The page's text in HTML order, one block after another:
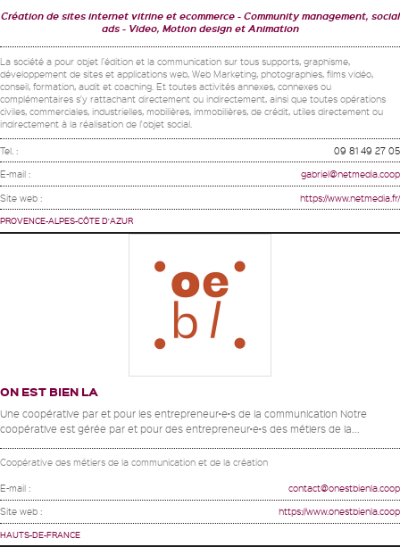
Création de sites internet vitrine et ecommerce
Community management, social
ads
Video, Motion design et Animation
La société a pour objet l’édition et la communication sur tous supports, graphisme,
développement de sites et applications web, Web Marketing, photographies, films vidéo,
conseil, formation, audit et coaching. Et toutes activités annexes, connexes ou
complémentaires s'y rattachant directement ou indirectement, ainsi que toutes opérations
civiles, commerciales, industrielles, mobilières, immobilières, de crédit, utiles directement ou
indirectement à la réalisation de l'objet social.
Tel. : 09 81 49 27 05
E-mail : gabriel@netmedia.coop
Site web : https://www.netmedia.fr/
PROVENCE-ALPES-CÔTE D'AZUR
ON EST BIEN LA
Une coopérative par et pour les entrepreneur•e•s de la communication Notre
coopérative est gérée par et pour des entrepreneur•e•s des métiers de la...
Coopérative des métiers de la communication et de la création
E-mail : contact@onestbienla.coop
Site web : https://www.onestbienla.coop
HAUTS-DE-FRANCE